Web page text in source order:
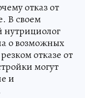
отказ от
В своем
о возможных
отказе от
могут
и